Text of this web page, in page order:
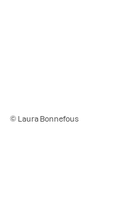
© Laura Bonnefous